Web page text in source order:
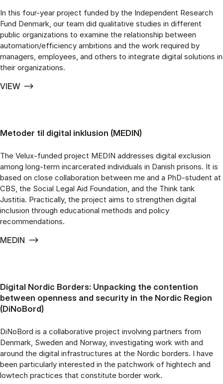
In this four-year project funded by the Independent Research
Fund Denmark, our team did qualitative studies in different
public organizations to examine the relationship between
automation/efficiency ambitions and the work required by
managers, employees, and others to integrate digital solutions in
their organizations.
VIEW
Metoder til digital inklusion (MEDIN)
The Velux-funded project MEDIN addresses digital exclusion
among long-term incarcerated individuals in Danish prisons. It is
based on close collaboration between me and a PhD-student at
CBS, the Social Legal Aid Foundation, and the Think tank
Justitia. Practically, the project aims to strengthen digital
inclusion through educational methods and policy
recommendations.
MEDIN
Digital Nordic Borders: Unpacking the contention
between openness and security in the Nordic Region
(DiNoBord)
DiNoBord is a collaborative project involving partners from
Denmark, Sweden and Norway, investigating work with and
around the digital infrastructures at the Nordic borders. I have
been particularly interested in the patchwork of hightech and
lowtech practices that constitute border work.